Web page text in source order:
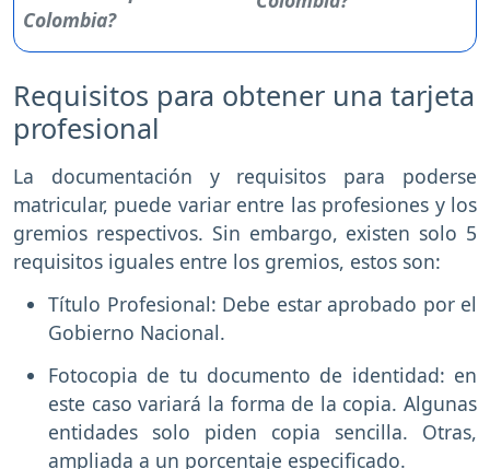
Requisitos para obtener una tarjeta
profesional
La documentación y requisitos para poderse
matricular, puede variar entre las profesiones y los
gremios respectivos. Sin embargo, existen solo 5
requisitos iguales entre los gremios, estos son:
Título Profesional: Debe estar aprobado por el
Gobierno Nacional.
Fotocopia de tu documento de identidad: en
este caso variará la forma de la copia. Algunas
entidades solo piden copia sencilla. Otras,
ampliada a un porcentaje especificado.